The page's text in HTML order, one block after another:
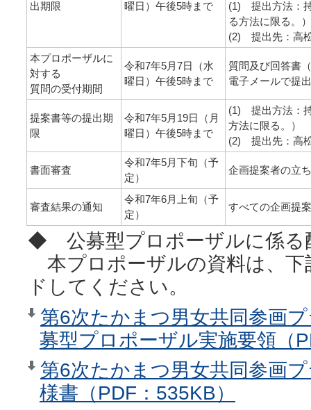
出期限
曜日）午後5時まで
(1) 提出方法：
る方法に限る。）
(2) 提出先：高
本プロポーザルに
対する
質問の受付期間
令和7年5月7日（水
曜日）午後5時まで
質問及び回答書
電子メールで提
提案書等の提出期
限
令和7年5月19日（月
曜日）午後5時まで
(1) 提出方法：
方法に限る。）
(2) 提出先：高
書面審査
令和7年5月下旬（予
定）
企画提案者の立
審査結果の通知
令和7年6月上旬（予
定）
すべての企画提
◆ 公募型プロポーザルに係る
本プロポーザルの資料は、
ドしてください。
第6次たかまつ男女共同参画
募型プロポーザル実施要領（
第6次たかまつ男女共同参画
様書（PDF：535KB）